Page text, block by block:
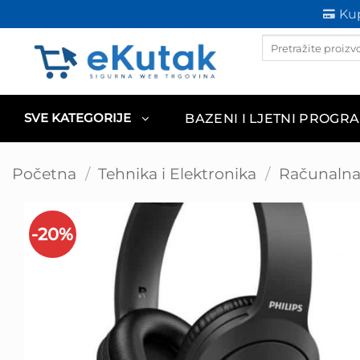
to
content
Products
SVE KATEGORIJE BAZENI I LJETNI
Početna / Tehnika i Elektronika /
-20%